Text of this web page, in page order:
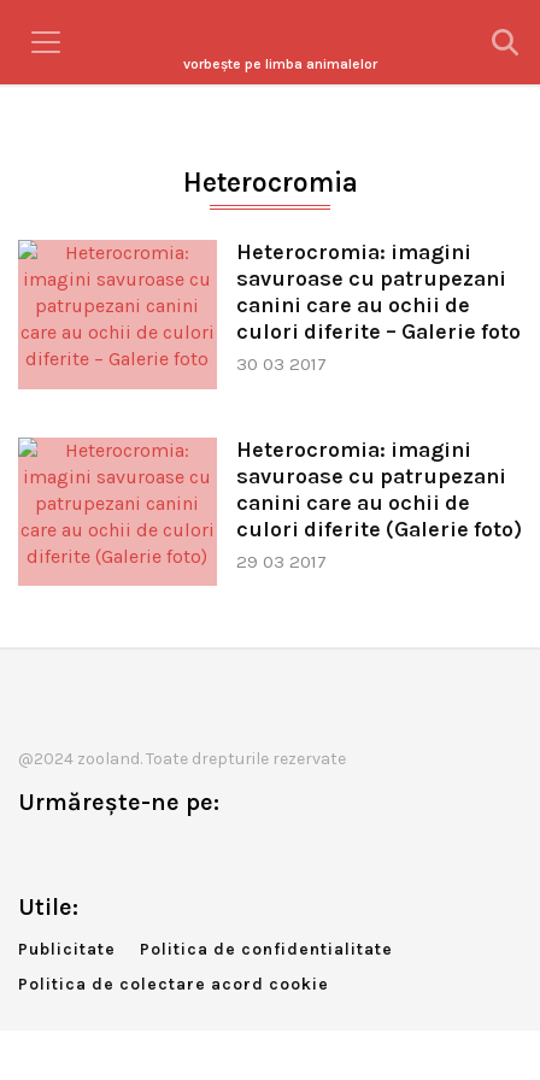
vorbeşte pe limba animalelor
Heterocromia
Heterocromia: imagini
savuroase cu patrupezani
canini care au ochii de
culori diferite – Galerie foto
30 03 2017
Heterocromia: imagini
savuroase cu patrupezani
canini care au ochii de
culori diferite (Galerie foto)
29 03 2017
@2024 zooland. Toate drepturile rezervate
Urmărește-ne pe:
Utile:
Publicitate
Politica de confidentialitate
Politica de colectare acord cookie